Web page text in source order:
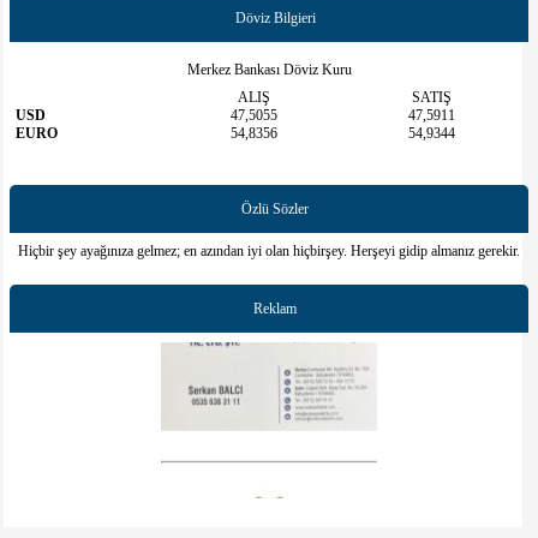
https://www.ilicakoy.com/Etkinliklersayfasından takip edebilirsiniz.
Döviz Bilgieri
Merkez Bankası Döviz Kuru
ALIŞ
SATIŞ
USD
47,5055
47,5911
EURO
54,8356 54,9344
Özlü Sözler
Hiçbir şey ayağınıza gelmez; en azından iyi olan hiçbirşey. Herşeyi gidip almanız gerekir.
Reklam